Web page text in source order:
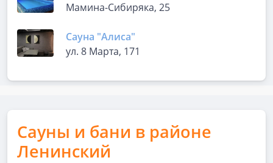
Мамина-Сибиряка, 25
Сауна "Алиса"
ул. 8 Марта, 171
Сауны и бани в районе
Ленинский